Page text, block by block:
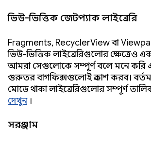
ভিউ-ভিত্তিক জেটপ্যাক লাইব্রেরি
Fragments, RecyclerView বা
ভিউ-ভিত্তিক লাইব্রেরিগুলোর ক্ষেত্রেও
আমরা সেগুলোকে সম্পূর্ণ বলে মনে করি
গুরুতর বাগফিক্সগুলোই প্রকাশ করব।
মোডে থাকা লাইব্রেরিগুলোর সম্পূর্ণ
দেখুন।
সরঞ্জাম